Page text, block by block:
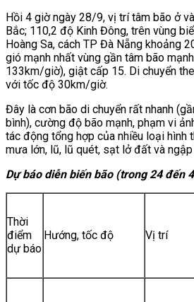
Hồi 4 giờ ngày 28/9, vị trí tâm bão ở
Bắc; 110,2 độ Kinh Đông, trên vùng
Hoàng Sa, cách TP Đà Nẵng khoảng
gió mạnh nhất vùng gần tâm bão
133km/giờ), giật cấp 15. Di chuyển
với tốc độ 30km/giờ.
Đây là cơn bão di chuyển rất nhanh
bình), cường độ bão mạnh, phạm vi
tác động tổng hợp của nhiều loại hình
mưa lớn, lũ, lũ quét, sạt lở đất và
Dự báo diễn biến bão (trong 24 đến
Thời
điểm
dự báo
Hướng, tốc độ Vị trí